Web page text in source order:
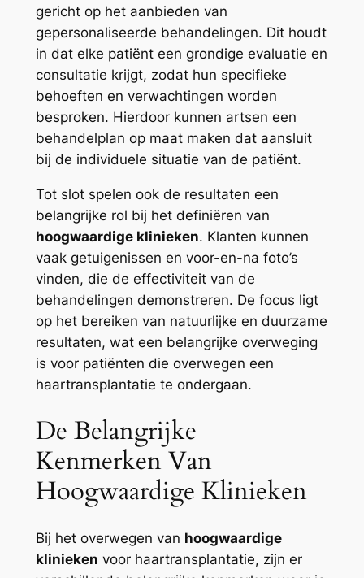
gericht op het aanbieden van
gepersonaliseerde behandelingen. Dit houdt
in dat elke patiënt een grondige evaluatie en
consultatie krijgt, zodat hun specifieke
behoeften en verwachtingen worden
besproken. Hierdoor kunnen artsen een
behandelplan op maat maken dat aansluit
bij de individuele situatie van de patiënt.
Tot slot spelen ook de resultaten een
belangrijke rol bij het definiëren van
hoogwaardige klinieken. Klanten kunnen
vaak getuigenissen en voor-en-na foto’s
vinden, die de effectiviteit van de
behandelingen demonstreren. De focus ligt
op het bereiken van natuurlijke en duurzame
resultaten, wat een belangrijke overweging
is voor patiënten die overwegen een
haartransplantatie te ondergaan.
De Belangrijke
Kenmerken Van
Hoogwaardige Klinieken
Bij het overwegen van hoogwaardige
klinieken voor haartransplantatie, zijn er